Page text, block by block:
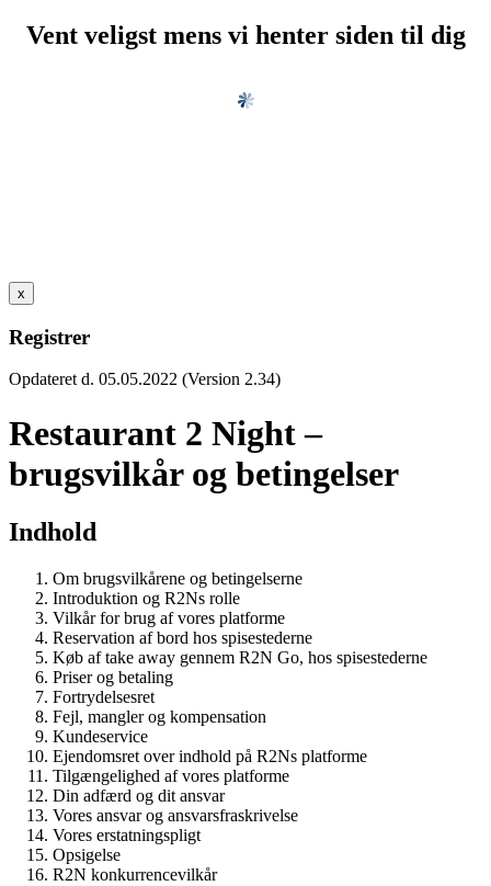
Vent veligst mens vi henter siden til dig
x
Registrer
Opdateret d. 05.05.2022 (Version 2.34)
Restaurant 2 Night –
brugsvilkår og betingelser
Indhold
Om brugsvilkårene og betingelserne
Introduktion og R2Ns rolle
Vilkår for brug af vores platforme
Reservation af bord hos spisestederne
Køb af take away gennem R2N Go, hos spisestederne
Priser og betaling
Fortrydelsesret
Fejl, mangler og kompensation
Kundeservice
Ejendomsret over indhold på R2Ns platforme
Tilgængelighed af vores platforme
Din adfærd og dit ansvar
Vores ansvar og ansvarsfraskrivelse
Vores erstatningspligt
Opsigelse
R2N konkurrencevilkår